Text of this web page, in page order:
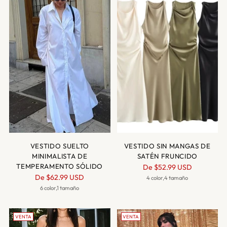
VESTIDO SUELTO
MINIMALISTA DE
TEMPERAMENTO SÓLIDO
Precio
normal
De $62.99 USD
6 color,1 tamaño
VESTIDO SIN MANGAS DE
SATÉN FRUNCIDO
Precio
normal
De $52.99 USD
4 color,4 tamaño
VENTA VENTA